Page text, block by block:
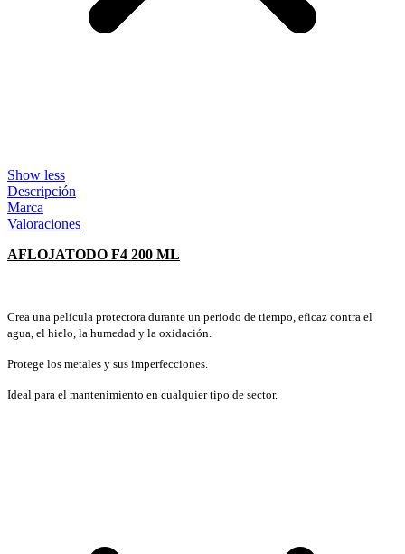
Show less
Descripción
Marca
Valoraciones
AFLOJATODO F4 200 ML
Crea una película protectora durante un periodo de tiempo, eficaz contra el
agua, el hielo, la humedad y la oxidación.
Protege los metales y sus imperfecciones.
Ideal para el mantenimiento en cualquier tipo de sector.